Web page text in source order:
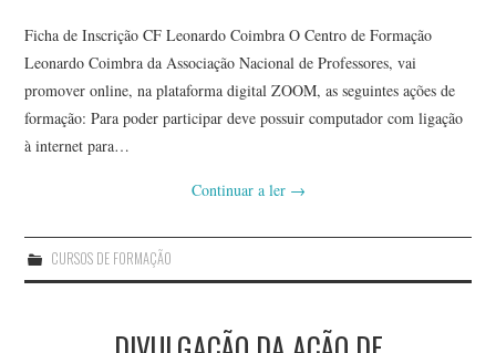
Ficha de Inscrição CF Leonardo Coimbra O Centro de Formação
Leonardo Coimbra da Associação Nacional de Professores, vai
promover online, na plataforma digital ZOOM, as seguintes ações de
formação: Para poder participar deve possuir computador com ligação
à internet para…
Continuar a ler →
CURSOS DE FORMAÇÃO